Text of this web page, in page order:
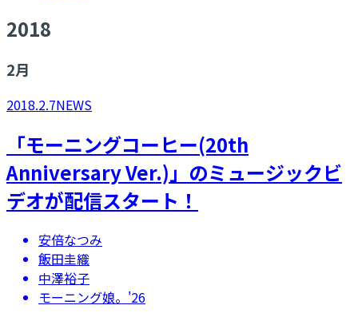
2018
2月
2018.2.7NEWS
「モーニングコーヒー(20th
Anniversary Ver.)」のミュージックビ
デオが配信スタート！
安倍なつみ
飯田圭織
中澤裕子
モーニング娘。'26